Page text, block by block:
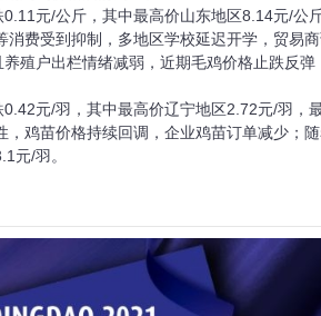
元/公斤，其中最高价山东地区8.14元/公
费受到抑制，多地区学校延迟开学，贸易
殖户出栏情绪减弱，近期毛鸡价格止跌反弹
元/羽，其中最高价辽宁地区2.72元/羽，
鸡苗价格持续回调，企业鸡苗订单减少；随
元/羽。